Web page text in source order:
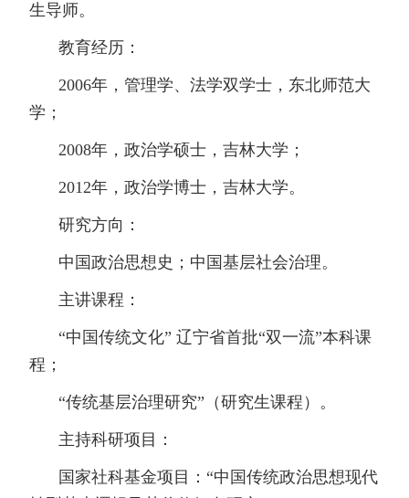
生导师。
教育经历：
2006年，管理学、法学双学士，东北师范大
学；
2008年，政治学硕士，吉林大学；
2012年，政治学博士，吉林大学。
研究方向：
中国政治思想史；中国基层社会治理。
主讲课程：
“中国传统文化” 辽宁省首批“双一流”本科课
程；
“传统基层治理研究”（研究生课程）。
主持科研项目：
国家社科基金项目：“中国传统政治思想现代